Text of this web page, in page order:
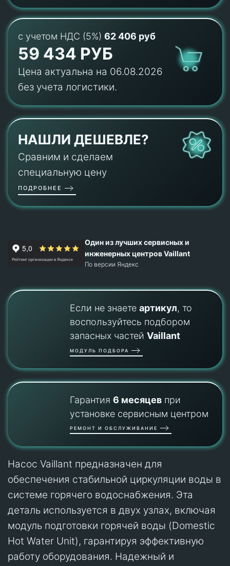
с учетом НДС (5%) 62 406 руб
59 434 РУБ
Цена актуальна на 06.08.2026
без учета логистики.
НАШЛИ ДЕШЕВЛЕ?
Сравним и сделаем
специальную цену
ПОДРОБНЕЕ
Один из лучших сервисных и
инженерных центров Vaillant
По версии Яндекс
Если не знаете артикул, то
воспользуйтесь подбором
запасных частей Vaillant
МОДУЛЬ ПОДБОРА
Гарантия 6 месяцевпри
установке сервисным центром
РЕМОНТ И ОБСЛУЖИВАНИЕ
Насос Vaillant предназначен для
обеспечения стабильной циркуляции воды в
системе горячего водоснабжения. Эта
деталь используется в двух узлах, включая
модуль подготовки горячей воды (Domestic
Hot Water Unit), гарантируя эффективную
работу оборудования. Надежный и